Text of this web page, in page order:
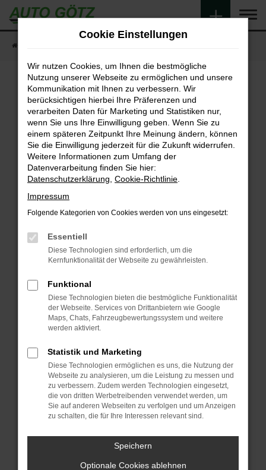
Zum
Hauptinhalt
springen
Fehler: Network Error
Beim Laden ist ein Fehler aufgetreten.
Hier sind ein paar Tipps, die dir helfen können:
Überprüfe deine Firewall und deine
Internetverbindung.
Laden andere Webseiten, zum Beispiel deine
Suchmaschine?
Prüfe deine Browsererweiterungen.
können das Laden bestimmter Seiten
verhindern. Funktioniert die Seite in einem
Fenster?
Starte dein Gerät neu.
Das kann manchmal helfen, vorübergehende
Probleme zu beheben.
Betriebssystem auf dem neuesten Stand
sind.
Veraltete Software birgt nicht nur ein
Sicherheitsrisiko, sondern kann auch dazu
führen, dass bestimmte Funktionen nicht mehr
unterstützt werden.
Wende dich an den Webseitenbetreiber.
Wenn du alle oben genannten Schritte versucht
hast, kontaktiere uns bitte. Wir werden
Cookie Einstellungen
Wir nutzen Cookies, um Ihnen die bestmögliche
Nutzung unserer Webseite zu ermöglichen und unsere
Kommunikation mit Ihnen zu verbessern. Wir
berücksichtigen hierbei Ihre Präferenzen und
verarbeiten Daten für Marketing und Statistiken nur,
wenn Sie uns Ihre Einwilligung geben. Wenn Sie zu
einem späteren Zeitpunkt Ihre Meinung ändern, können
Sie die Einwilligung jederzeit für die Zukunft widerrufen.
Weitere Informationen zum Umfang der
Datenverarbeitung finden Sie hier:
Datenschutzerklärung Cookie-Richtlinie
Impressum
Folgende Kategorien von Cookies werden von uns eingesetzt:
Essentiell
Diese Technologien sind erforderlich, um die
Kernfunktionalität der Webseite zu gewährleisten.
Funktional
Diese Technologien bieten die bestmögliche Funktionalität
der Webseite. Services von Drittanbietern wie Google
Maps, Chats, Fahrzeugbewertungssystem und weitere
werden aktiviert.
Statistik und Marketing
Diese Technologien ermöglichen es uns, die Nutzung der
Webseite zu analysieren, um die Leistung zu messen und
zu verbessern. Zudem werden Technologien eingesetzt,
die von dritten Werbetreibenden verwendet werden, um
Sie auf anderen Webseiten zu verfolgen und um Anzeigen
zu schalten, die für Ihre Interessen relevant sind.
Speichern
Optionale Cookies ablehnen